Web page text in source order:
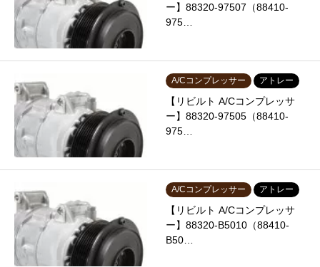
ー】88320-97507（88410-
975…
A/Cコンプレッサー アトレー
【リビルト A/Cコンプレッサ
ー】88320-97505（88410-
975…
A/Cコンプレッサー アトレー
【リビルト A/Cコンプレッサ
ー】88320-B5010（88410-
B50…